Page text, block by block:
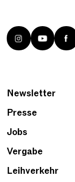
Newsletter
Presse
Jobs
Vergabe
Leihverkehr